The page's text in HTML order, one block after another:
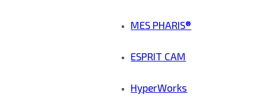
MES PHARIS®
ESPRIT CAM
HyperWorks